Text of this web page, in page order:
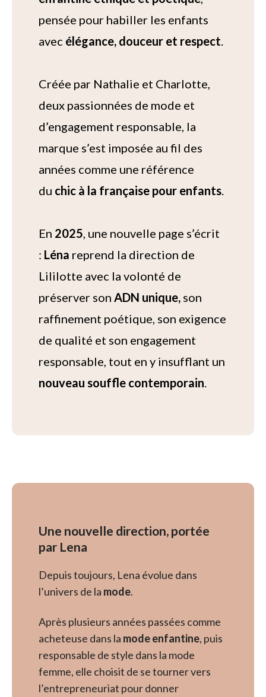
pensée pour habiller les enfants
avec élégance, douceur et respect.
Créée par Nathalie et Charlotte,
deux passionnées de mode et
d’engagement responsable, la
marque s’est imposée au fil des
années comme une référence
du chic à la française pour enfants.
En 2025, une nouvelle page s’écrit
: Léna reprend la direction de
Lililotte avec la volonté de
préserver son ADN unique,son
raffinement poétique, son exigence
de qualité et son engagement
responsable, tout en y insufflant un
nouveau souffle contemporain.
Une nouvelle direction, portée
par Lena
Depuis toujours, Lena évolue dans
l’univers de la mode.
Après plusieurs années passées comme
acheteuse dans la mode enfantine, puis
responsable de style dans la mode
femme, elle choisit de se tourner vers
l’entrepreneuriat pour donner